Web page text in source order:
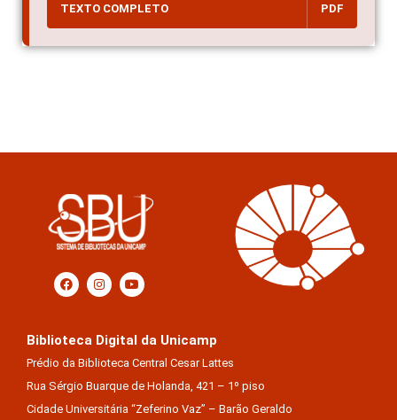
TEXTO COMPLETO PDF
Biblioteca Digital da Unicamp
Prédio da Biblioteca Central Cesar Lattes
Rua Sérgio Buarque de Holanda, 421 – 1º piso
Cidade Universitária “Zeferino Vaz” – Barão Geraldo